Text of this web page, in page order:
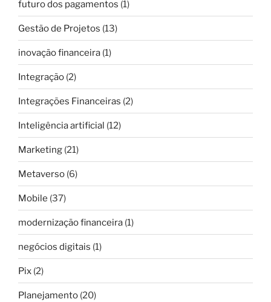
futuro dos pagamentos (1)
Gestão de Projetos (13)
inovação financeira (1)
Integração (2)
Integrações Financeiras (2)
Inteligência artificial (12)
Marketing (21)
Metaverso (6)
Mobile (37)
modernização financeira (1)
negócios digitais (1)
Pix (2)
Planejamento (20)